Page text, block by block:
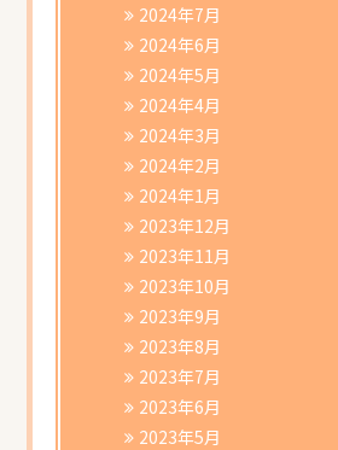
2024年7月
2024年6月
2024年5月
2024年4月
2024年3月
2024年2月
2024年1月
2023年12月
2023年11月
2023年10月
2023年9月
2023年8月
2023年7月
2023年6月
2023年5月